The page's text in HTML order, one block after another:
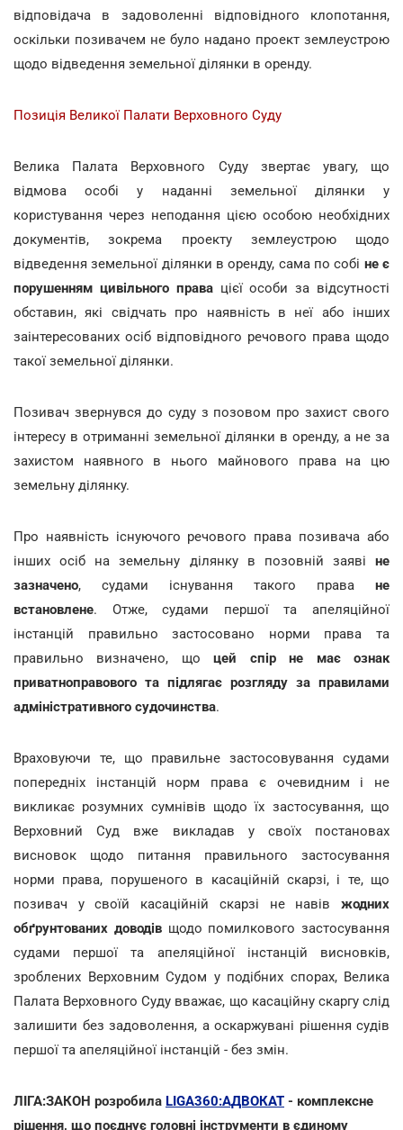
відповідача в задоволенні відповідного клопотання,
оскільки позивачем не було надано проект землеустрою
щодо відведення земельної ділянки в оренду.
Позиція Великої Палати Верховного Суду
Велика Палата Верховного Суду звертає увагу, що
відмова особі у наданні земельної ділянки у
користування через неподання цією особою необхідних
документів, зокрема проекту землеустрою щодо
відведення земельної ділянки в оренду, сама по собі не є
порушенням цивільного правацієї особи за відсутності
обставин, які свідчать про наявність в неї або інших
заінтересованих осіб відповідного речового права щодо
такої земельної ділянки.
Позивач звернувся до суду з позовом про захист свого
інтересу в отриманні земельної ділянки в оренду, а не за
захистом наявного в нього майнового права на цю
земельну ділянку.
Про наявність існуючого речового права позивача або
інших осіб на земельну ділянку в позовній заяві не
зазначено, судами існування такого права не
встановлене. Отже, судами першої та апеляційної
інстанцій правильно застосовано норми права та
правильно визначено, щоцей спір не має ознак
приватноправового та підлягає розгляду за правилами
адміністративного судочинства.
Враховуючи те, що правильне застосовування судами
попередніх інстанцій норм права є очевидним і не
викликає розумних сумнівів щодо їх застосування, що
Верховний Суд вже викладав у своїх постановах
висновок щодо питання правильного застосування
норми права, порушеного в касаційній скарзі, і те, що
позивач у своїй касаційній скарзі не навів жодних
обґрунтованих доводівщодо помилкового застосування
судами першої та апеляційної інстанцій висновків,
зроблених Верховним Судом у подібних спорах, Велика
Палата Верховного Суду вважає, що касаційну скаргу слід
залишити без задоволення, а оскаржувані рішення судів
першої та апеляційної інстанцій - без змін.
ЛІГА:ЗАКОН розробила LIGA360:АДВОКАТ - комплексне
рішення, що поєднує головні інструменти в єдиному